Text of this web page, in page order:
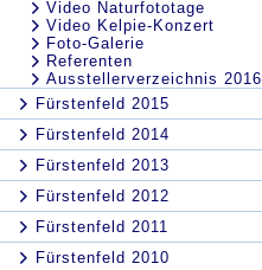
Video Naturfototage
Video Kelpie-Konzert
Foto-Galerie
Referenten
Ausstellerverzeichnis 2016
Fürstenfeld 2015
Fürstenfeld 2014
Fürstenfeld 2013
Fürstenfeld 2012
Fürstenfeld 2011
Fürstenfeld 2010